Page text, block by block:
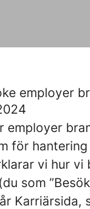
employer
employer
för hantering
vi hur vi
som